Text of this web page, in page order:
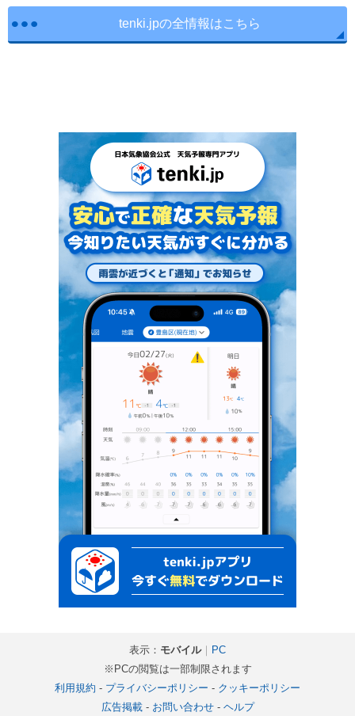
tenki.jpの全情報はこちら
表示： モバイル｜ PC
※PCの閲覧は一部制限されます
利用規約 - プライバシーポリシー - クッキーポリシー
広告掲載- お問い合わせ- ヘルプ